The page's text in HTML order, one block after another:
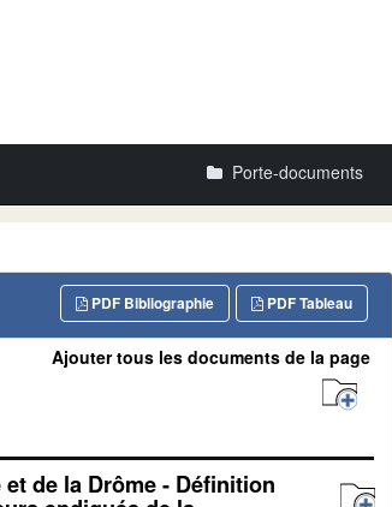
Porte-documents
PDF Tableau
PDF Bibliographie
Ajouter tous les documents de la page
de la Drôme - Définition